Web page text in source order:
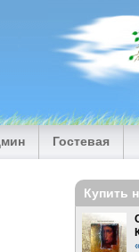
Гостевая
Купить